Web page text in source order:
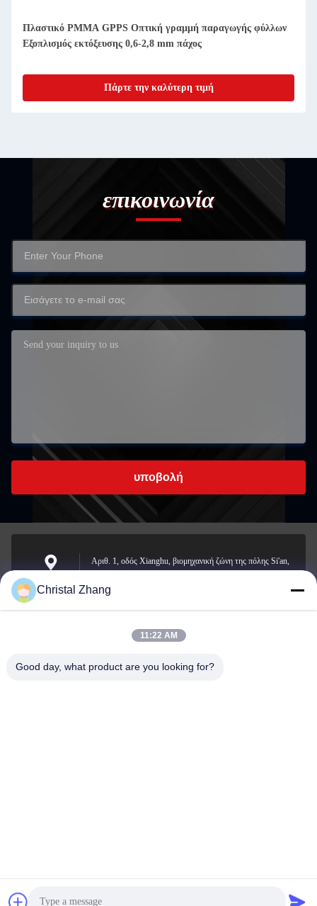
Πλαστικό PMMA GPPS Οπτική γραμμή παραγωγής φύλλων
Εξοπλισμός εκτόξευσης 0,6-2,8 mm πάχος
Πάρτε την καλύτερη τιμή
επικοινωνία
υποβολή
Διεύθυνση
Αριθ. 1, οδός Xianghu, βιομηχανική ζώνη της πόλης Si'an,
Ηλεκτρονικό
ταχυδρομείο
Christal Zhang
11:22 AM
Good day, what product are you looking for?